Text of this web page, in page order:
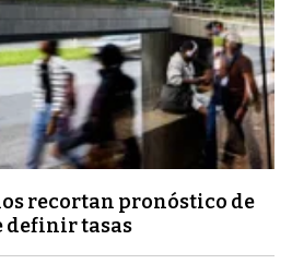
recortan pronóstico de
definir tasas